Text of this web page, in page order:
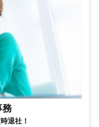
務
退社！